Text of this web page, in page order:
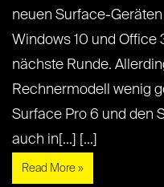
neuen Surface-
Windows 10 und
nächste Runde.
Rechnermodell wenig
Surface Pro 6 und den
auch in[...] [...]
Read More »